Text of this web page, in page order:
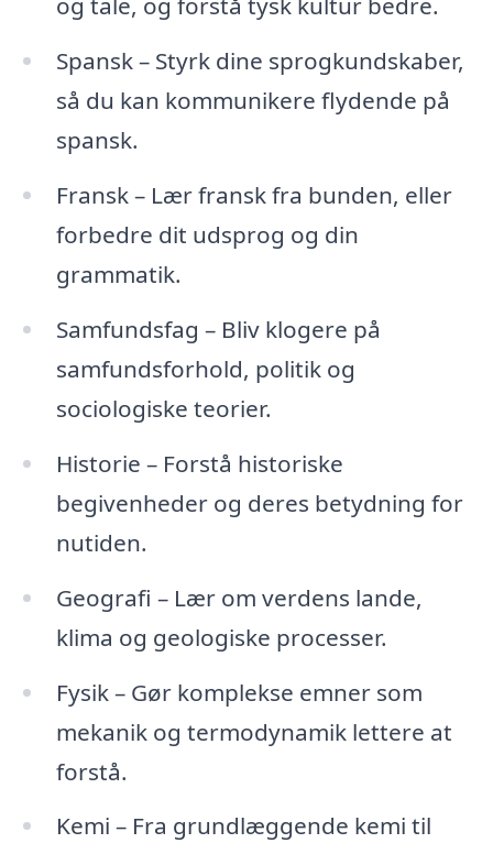
Spansk – Styrk dine sprogkundskaber,
så du kan kommunikere flydende på
spansk.
Fransk – Lær fransk fra bunden, eller
forbedre dit udsprog og din
grammatik.
Samfundsfag – Bliv klogere på
samfundsforhold, politik og
sociologiske teorier.
Historie – Forstå historiske
begivenheder og deres betydning for
nutiden.
Geografi – Lær om verdens lande,
klima og geologiske processer.
Fysik – Gør komplekse emner som
mekanik og termodynamik lettere at
forstå.
Kemi – Fra grundlæggende kemi til